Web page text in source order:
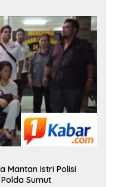
Mantan Istri Polisi
Sumut